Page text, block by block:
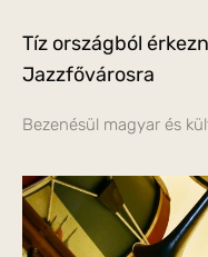
Tíz országból
Jazzfővárosra
Bezenésül magyar és